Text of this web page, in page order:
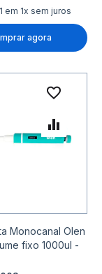
em 1x sem juros
agora
de
Comparar
Monocanal Olen
fixo 1000ul -